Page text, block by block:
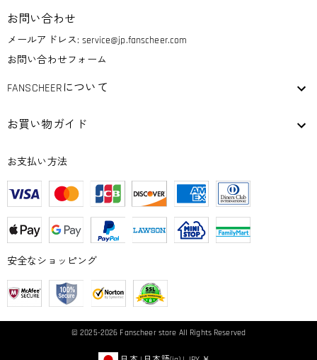
お問い合わせ
メールアドレス:service@jp.fanscheer.com
お問い合わせフォーム
FANSCHEERについて
お買い物ガイド
お支払い方法
安全なショッピング
© 2025-2026 Fanscheerstore All Rights Reserved